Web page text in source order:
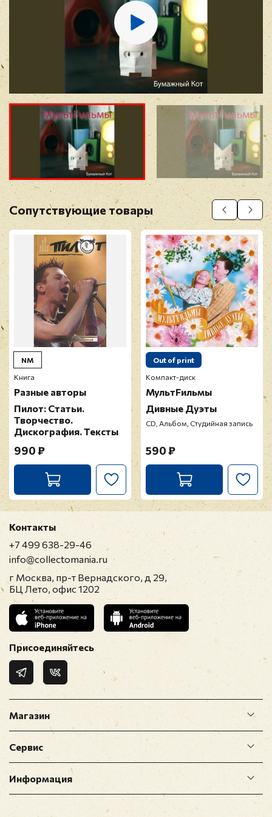
Прикрепить фото
Оставить отзыв
Перед публикацией отзывы проходят
модерацию
Сопутствующие товары
NM
Книга
Разные авторы
Пилот: Статьи.
Творчество.
Дискография. Тексты
990 ₽
Out of print
Компакт-диск
МультFильмы
Дивные Дуэты
CD, Альбом, Студийная запись
590 ₽
Магазин
Сервис
Информация
Контакты
+7 499 638-29-46
info@collectomania.ru
г Москва, пр-т Вернадского, д 29,
БЦ Лето, офис 1202
Присоединяйтесь